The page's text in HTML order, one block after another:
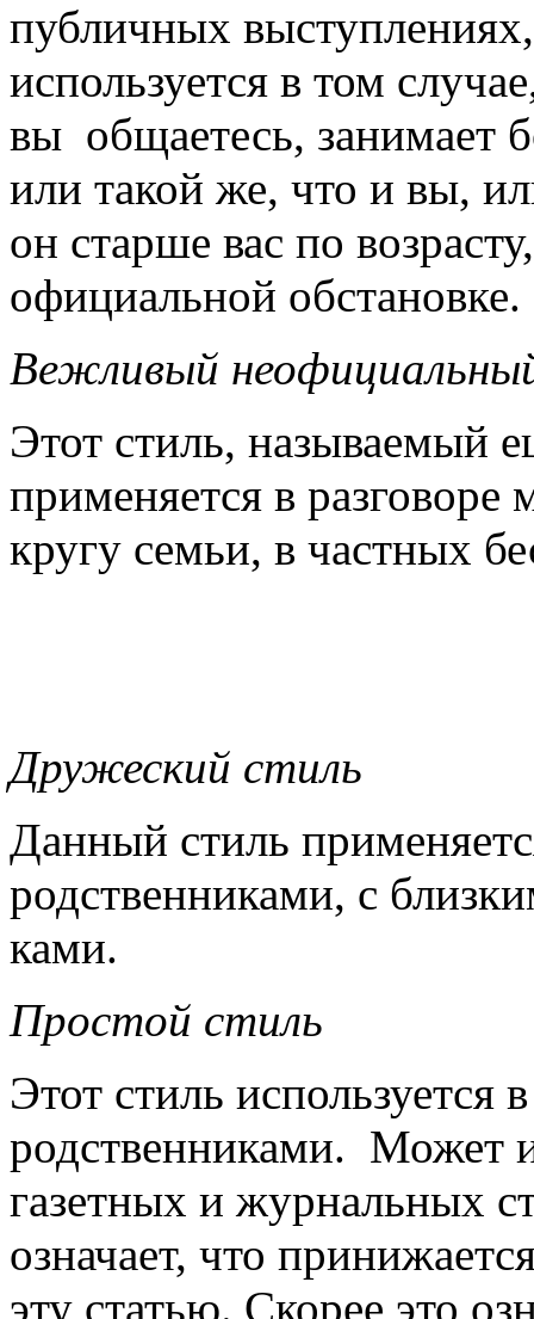
публичных
используется в том
вы общае­тесь, зани­мает
или такой же, что и вы,
он старше вас по
официаль­ной обста­новке.
Вежливый
Этот стиль, называемый
применяется в
кругу семьи, в част­ных
Дружеский стиль
Данный стиль
родственниками, с
ками.
Простой стиль
Этот стиль
родственни­ками. Мо­жет
газетных и журнальных
означает, что
эту статью. Скорее это